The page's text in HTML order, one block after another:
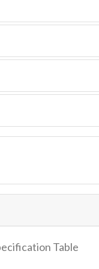
Table